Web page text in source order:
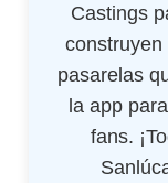
Castings
pasarelas
la app
fans.